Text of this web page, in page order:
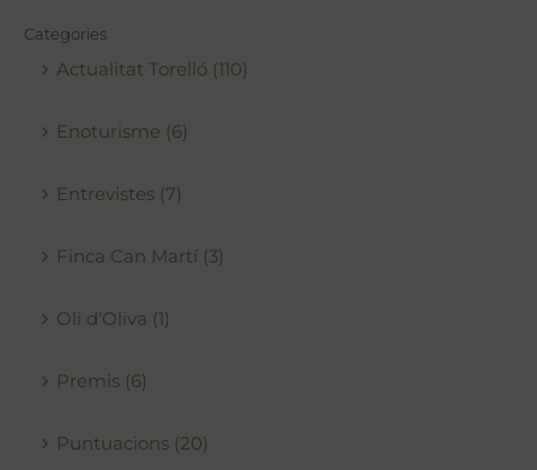
Categories
Actualitat Torelló (110)
Enoturisme (6)
Entrevistes (7)
Finca Can Martí (3)
Oli d'Oliva (1)
Premis (6)
Puntuacions (20)